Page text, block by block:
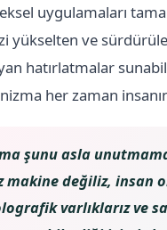
uygulamaları
yükselten ve
hatırlatmalar
her zaman
şunu asla
makine değiliz, insan
varlıklarız ve